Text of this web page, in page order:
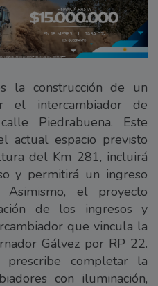
la construcción de un
el intercambiador de
Piedrabuena. Este
actual espacio previsto
del Km 281, incluirá
y permitirá un ingreso
el proyecto
de los ingresos y
que vincula la
Gálvez por RP 22.
completar la
con iluminación,